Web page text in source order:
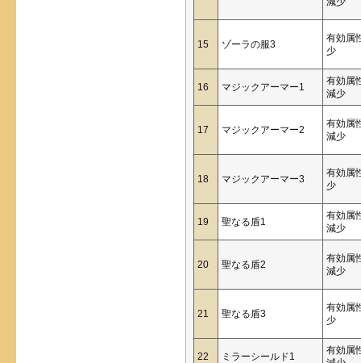
15 ゾーラの服3
有効属
少
16 マジックアーマー1
有効属
減少
17 マジックアーマー2
有効属
減少
18 マジックアーマー3
有効属
少
19 聖なる盾1
有効属
減少
20 聖なる盾2
有効属
減少
21 聖なる盾3
有効属
少
22 ミラーシールド1
有効属